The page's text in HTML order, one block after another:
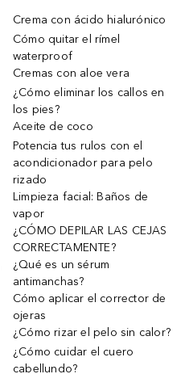
Crema con ácido hialurónico
Cómo quitar el rímel
waterproof
Cremas con aloe vera
¿Cómo eliminar los callos en
los pies?
Aceite de coco
Potencia tus rulos con el
acondicionador para pelo
rizado
Limpieza facial: Baños de
vapor
¿CÓMO DEPILAR LAS CEJAS
CORRECTAMENTE?
¿Qué es un sérum
antimanchas?
Cómo aplicar el corrector de
ojeras
¿Cómo rizar el pelo sin calor?
¿Cómo cuidar el cuero
cabellundo?